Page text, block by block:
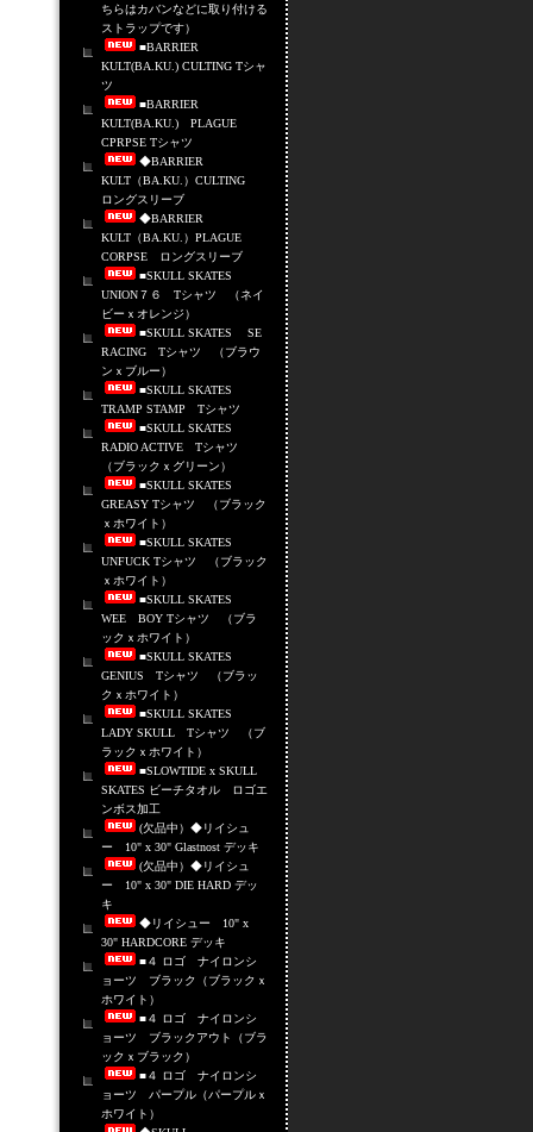
ちらはカバンなどに取り付ける
ストラップです）
■BARRIER
KULT(BA.KU.) CULTING Tシャ
ツ
■BARRIER
KULT(BA.KU.) PLAGUE
CPRPSE Tシャツ
◆BARRIER
KULT（BA.KU.）CULTING
ロングスリーブ
◆BARRIER
KULT（BA.KU.）PLAGUE
CORPSE ロングスリーブ
■SKULL SKATES
UNION７６ Tシャツ （ネイ
ビーｘオレンジ）
■SKULL SKATES SE
RACING Tシャツ （ブラウ
ンｘブルー）
■SKULL SKATES
TRAMP STAMP Tシャツ
■SKULL SKATES
RADIO ACTIVE Tシャツ
（ブラックｘグリーン）
■SKULL SKATES
GREASY Tシャツ （ブラック
ｘホワイト）
■SKULL SKATES
UNFUCK Tシャツ （ブラック
ｘホワイト）
■SKULL SKATES
WEE BOY Tシャツ （ブラ
ックｘホワイト）
■SKULL SKATES
GENIUS Tシャツ （ブラッ
クｘホワイト）
■SKULL SKATES
LADY SKULL Tシャツ （ブ
ラックｘホワイト）
■SLOWTIDE x SKULL
SKATES ビーチタオル ロゴエ
ンボス加工
(欠品中）◆リイシュ
ー 10" x 30" Glastnost デッキ
(欠品中）◆リイシュ
ー 10" x 30" DIE HARD デッ
キ
◆リイシュー 10" x
30" HARDCORE デッキ
■４ ロゴ ナイロンシ
ョーツ ブラック（ブラックｘ
ホワイト）
■４ ロゴ ナイロンシ
ョーツ ブラックアウト（ブラ
ックｘブラック）
■４ ロゴ ナイロンシ
ョーツ パープル（パープルｘ
ホワイト）